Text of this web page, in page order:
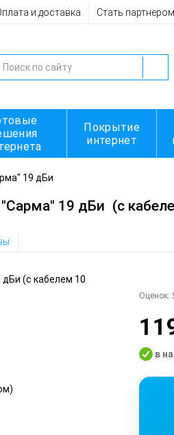
и доставка Стать партнером
Покрытие
интернет
19 дБи
"Сарма" 19 дБи (с
Оценок:
в